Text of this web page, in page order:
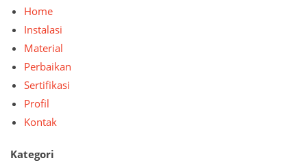
Home
Instalasi
Material
Perbaikan
Sertifikasi
Profil
Kontak
Kategori